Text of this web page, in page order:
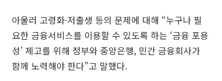
아울러 고령화·저출생 등의 문제에 대해 “누구나 필
요한 금융서비스를 이용할 수 있도록 하는 ‘금융 포용
성’ 제고를 위해 정부와 중앙은행, 민간 금융회사가
함께 노력해야 한다”고 말했다.